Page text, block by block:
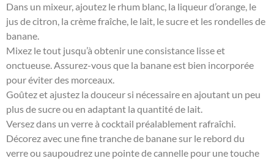
Dans un mixeur, ajoutez le rhum blanc, la liqueur d’orange, le
jus de citron, la crème fraîche, le lait, le sucre et les rondelles de
banane.
Mixez le tout jusqu’à obtenir une consistance lisse et
onctueuse. Assurez-vous que la banane est bien incorporée
pour éviter des morceaux.
Goûtez et ajustez la douceur si nécessaire en ajoutant un peu
plus de sucre ou en adaptant la quantité de lait.
Versez dans un verre à cocktail préalablement rafraîchi.
Décorez avec une fine tranche de banane sur le rebord du
verre ou saupoudrez une pointe de cannelle pour une touche